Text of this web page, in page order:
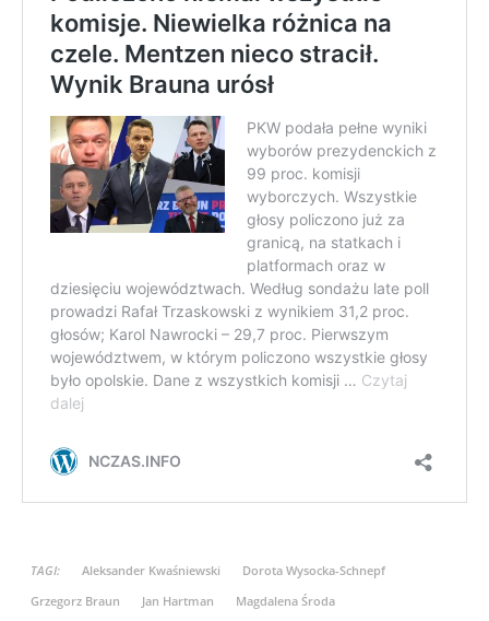
TAGI: Aleksander Kwaśniewski
Dorota Wysocka-Schnepf
Grzegorz Braun
Jan Hartman
Magdalena Środa